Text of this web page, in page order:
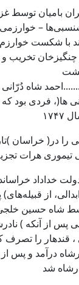
بامیان توسط
–
با شکست
تخریب و
شاه دُرّانی
ها(، فردی بود
را در( خراسان
هرات
خداداد
از
شاه حسین
پس از آنکه )
، قندهار را
درآمد و پس از
شد